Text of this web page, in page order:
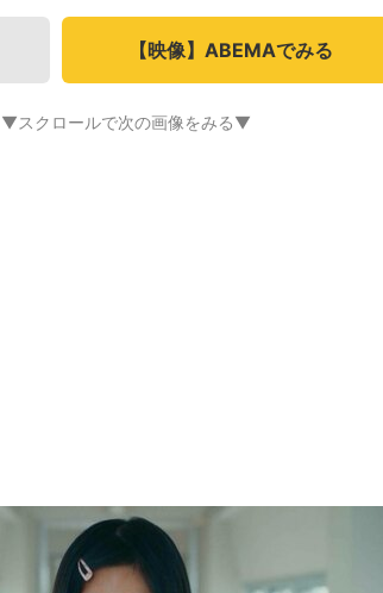
【映像】ABEMAでみる
▼スクロールで次の画像をみる▼